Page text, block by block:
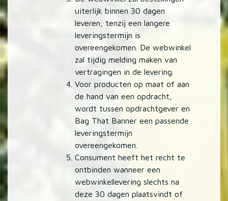
uiterlijk binnen 30 dagen
leveren, tenzij een langere
leveringstermijn is
overeengekomen. De webwinkel
zal tijdig melding maken van
vertragingen in de levering.
Voor producten op maat of aan
de hand van een opdracht,
wordt tussen opdrachtgever en
Bag That Banner een passende
leveringstermijn
overeengekomen.
Consument heeft het recht te
ontbinden wanneer een
webwinkellevering slechts na
deze 30 dagen plaatsvindt of